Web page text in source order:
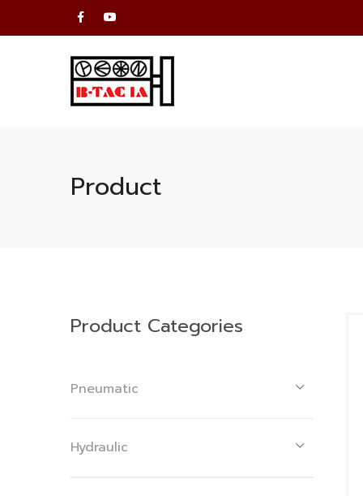
Product
Product Categories
Pneumatic
Hydraulic